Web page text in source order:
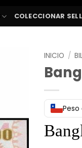
COLECCIONAR
INICIO /